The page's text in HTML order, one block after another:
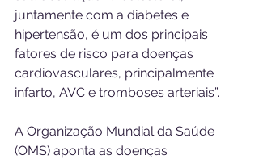
juntamente com a diabetes e
hipertensão, é um dos principais
fatores de risco para doenças
cardiovasculares, principalmente
infarto, AVC e tromboses arteriais”.
A Organização Mundial da Saúde
(OMS) aponta as doenças